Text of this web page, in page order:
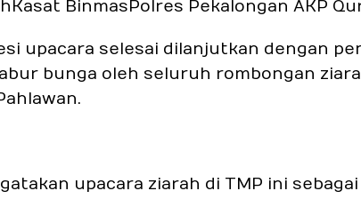
Kasat Binmas Polres Pekalongan AKP
upacara selesai dilanjutkan dengan
bunga oleh seluruh rombongan
upacara ziarah di TMP ini